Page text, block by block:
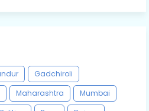
Gadchiroli
Maharashtra
Mumbai